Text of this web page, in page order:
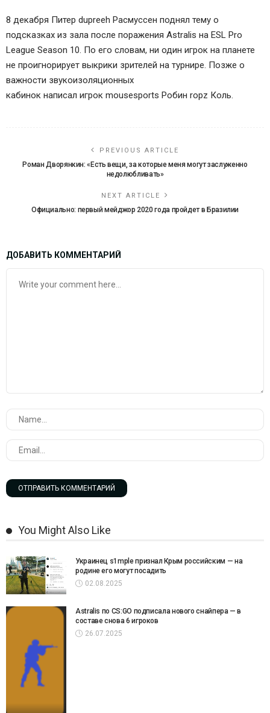
8 декабря Питер dupreeh Расмуссен поднял тему о
подсказках из зала после поражения Astralis на ESL Pro
League Season 10. По его словам, ни один игрок на планете
не проигнорирует выкрики зрителей на турнире. Позже о
важности звукоизоляционных
кабинок написал игрок mousesports Робин ropz Коль.
PREVIOUS ARTICLE
Роман Дворянкин: «Есть вещи, за которые меня могут заслуженно
недолюбливать»
NEXT ARTICLE
Официально: первый мейджор 2020 года пройдет в Бразилии
ДОБАВИТЬ КОММЕНТАРИЙ
You Might Also Like
Украинец s1mple признал Крым российским — на
родине его могут посадить
02.08.2025
Astralis по CS:GO подписала нового снайпера — в
составе снова 6 игроков
26.07.2025